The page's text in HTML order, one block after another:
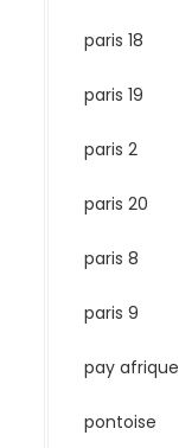
paris 18
paris 19
paris 2
paris 20
paris 8
paris 9
pay afrique
pontoise